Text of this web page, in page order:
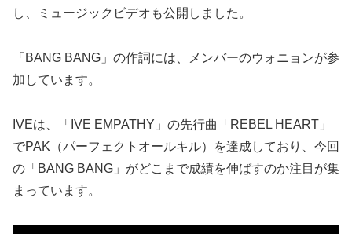
し、ミュージックビデオも公開しました。
「BANG BANG」の作詞には、メンバーのウォニョンが参
加しています。
IVEは、「IVE EMPATHY」の先行曲「REBEL HEART」
でPAK（パーフェクトオールキル）を達成しており、今回
の「BANG BANG」がどこまで成績を伸ばすのか注目が集
まっています。